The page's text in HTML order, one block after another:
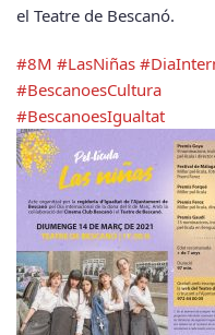
el Teatre de Bescanó.
#8M #LasNiñas
#BescanoesCultura
#BescanoesIgualtat